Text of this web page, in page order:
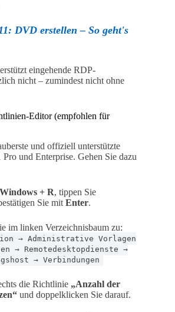
DVD erstellen – So geht's
eingehende RDP-
nicht – zumindest nicht ohne
Editor (empfohlen für
und offiziell unterstützte
und Enterprise. Gehen Sie dazu
Windows + R, tippen Sie
Sie mit Enter.
im linken Verzeichnisbaum zu:
→ Administrative Vorlagen
→ Remotedesktopdienste →
→ Verbindungen
die Richtlinie „Anzahl der
und doppelklicken Sie darauf.